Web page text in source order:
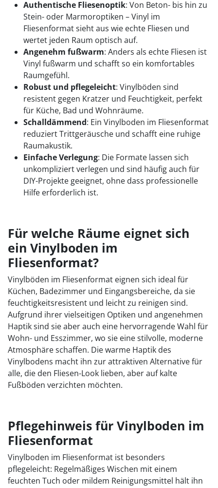
Authentische Fliesenoptik: Von Beton- bis hin zu
Stein- oder Marmoroptiken – Vinyl im
Fliesenformat sieht aus wie echte Fliesen und
wertet jeden Raum optisch auf.
Angenehm fußwarm: Anders als echte Fliesen ist
Vinyl fußwarm und schafft so ein komfortables
Raumgefühl.
Robust und pflegeleicht: Vinylböden sind
resistent gegen Kratzer und Feuchtigkeit, perfekt
für Küche, Bad und Wohnräume.
Schalldämmend: Ein Vinylboden im Fliesenformat
reduziert Trittgeräusche und schafft eine ruhige
Raumakustik.
Einfache Verlegung: Die Formate lassen sich
unkompliziert verlegen und sind häufig auch für
DIY-Projekte geeignet, ohne dass professionelle
Hilfe erforderlich ist.
Für welche Räume eignet sich
ein Vinylboden im
Fliesenformat?
Vinylböden im Fliesenformat eignen sich ideal für
Küchen, Badezimmer und Eingangsbereiche, da sie
feuchtigkeitsresistent und leicht zu reinigen sind.
Aufgrund ihrer vielseitigen Optiken und angenehmen
Haptik sind sie aber auch eine hervorragende Wahl für
Wohn- und Esszimmer, wo sie eine stilvolle, moderne
Atmosphäre schaffen. Die warme Haptik des
Vinylbodens macht ihn zur attraktiven Alternative für
alle, die den Fliesen-Look lieben, aber auf kalte
Fußböden verzichten möchten.
Pflegehinweis für Vinylboden im
Fliesenformat
Vinylboden im Fliesenformat ist besonders
pflegeleicht: Regelmäßiges Wischen mit einem
feuchten Tuch oder mildem Reinigungsmittel hält ihn